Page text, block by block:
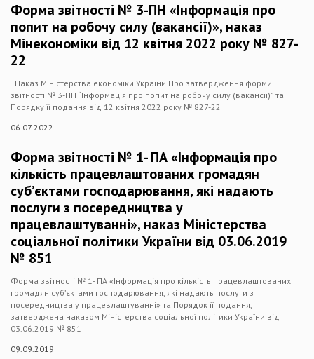
Форма звітності № 3-ПН «Інформація про
попит на робочу силу (вакансії)», наказ
Мінекономіки від 12 квітня 2022 року № 827-
22
Наказ Міністерства економіки України Про затвердження форми
звітності № 3-ПН “Інформація про попит на робочу силу (вакансії)” та
Порядку її подання від 12 квітня 2022 року № 827-22
06.07.2022
Форма звітності № 1- ПА «Інформація про
кількість працевлаштованих громадян
суб’єктами господарювання, які надають
послуги з посередництва у
працевлаштуванні», наказ Міністерства
соціальної політики України від 03.06.2019
№ 851
Форма звітності № 1- ПА «Інформація про кількість працевлаштованих
громадян суб’єктами господарювання, які надають послуги з
посередництва у працевлаштуванні» та Порядок її подання,
затверджена наказом Міністерства соціальної політики України від
03.06.2019 № 851
09.09.2019